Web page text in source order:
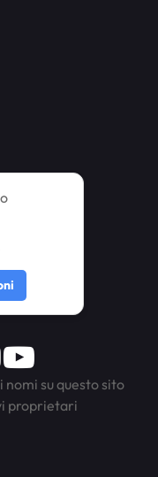
Instagram
Youtube
su questo sito
proprietari